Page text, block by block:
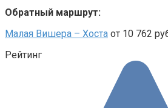
Обратный маршрут:
Малая Вишера – Хоста от 10 762
Рейтинг